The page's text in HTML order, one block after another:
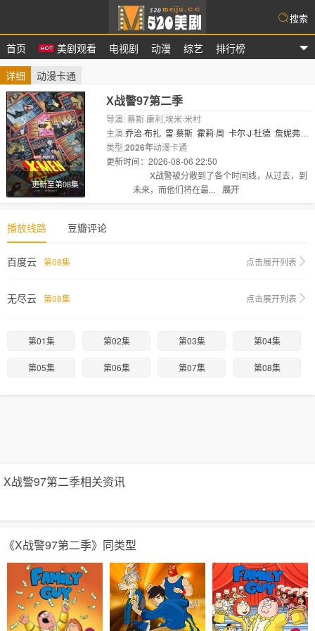
首页 美剧观看 电视剧 动漫 综艺 排行榜
搜索
详细 动漫卡通
更新至第08集
X战警97第二季
导演: 蔡斯·康利,埃米·米村
主演:乔治·布扎 雷·蔡斯 霍莉·周 卡尔·J·杜德 詹妮弗·
黑尔 JP·卡利亚赫 罗斯·马昆德
斯 马修..
类型:2026年动漫卡通
更新时间：2026-08-06 22:50
X战警被分散到了各个时间线，从过去，到
未来，而他们将在最...
展开
播放线路 豆瓣评论
百度云 第08集 点击展开列表
无尽云 第08集 点击展开列表
第01集 第02集 第03集 第04集
第05集 第06集 第07集 第08集
X战警97第二季相关资讯
《X战警97第二季》同类型